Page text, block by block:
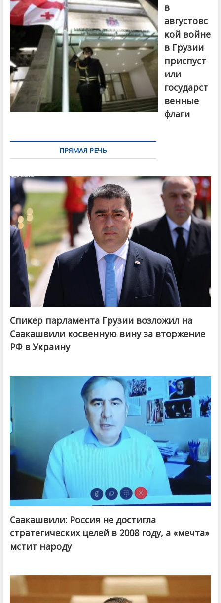
в
августовс
кой войне
в Грузии
приспуст
или
государст
венные
флаги
ПРЯМАЯ РЕЧЬ
Спикер парламента Грузии возложил на
Саакашвили косвенную вину за вторжение
РФ в Украину
Саакашвили: Россия не достигла
стратегических целей в 2008 году, а «мечта»
мстит народу